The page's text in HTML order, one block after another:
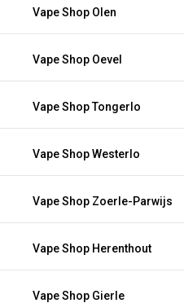
Vape Shop Olen
Vape Shop Oevel
Vape Shop Tongerlo
Vape Shop Westerlo
Vape Shop Zoerle-Parwijs
Vape Shop Herenthout
Vape Shop Gierle